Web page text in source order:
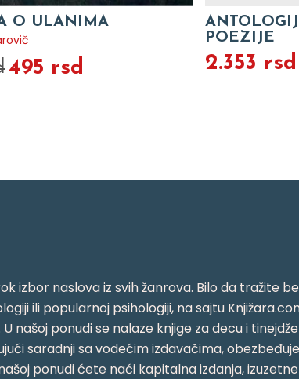
O ULANIMA
495 rsd
POEZIJE
2.353 rsd
izbor naslova iz svih žanrova. Bilo da tražite
ili popularnoj psihologiji, na sajtu
našoj ponudi se nalaze knjige za decu i
saradnji sa vodećim izdavačima,
ponudi ćete naći kapitalna izdanja, izuzetne